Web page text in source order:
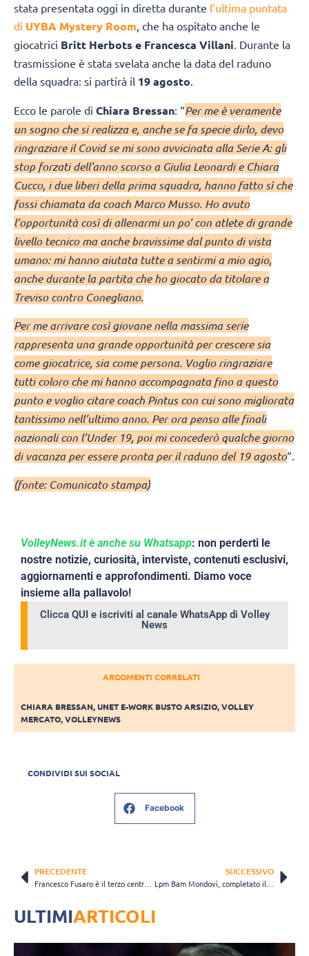
stata presentata oggi in diretta durante l’ultima puntata
di UYBA Mystery Room, che ha ospitato anche le
giocatrici Britt Herbots e Francesca Villani. Durante la
trasmissione è stata svelata anche la data del raduno
della squadra: si partirà il 19 agosto.
Ecco le parole di Chiara Bressan: “Per me è veramente
un sogno che si realizza e, anche se fa specie dirlo, devo
ringraziare il Covid se mi sono avvicinata alla Serie A: gli
stop forzati dell’anno scorso a Giulia Leonardi e Chiara
Cucco, i due liberi della prima squadra, hanno fatto sì che
fossi chiamata da coach Marco Musso. Ho avuto
l’opportunità così di allenarmi un po’ con atlete di grande
livello tecnico ma anche bravissime dal punto di vista
umano: mi hanno aiutata tutte a sentirmi a mio agio,
anche durante la partita che ho giocato da titolare a
Treviso contro Conegliano.
Per me arrivare così giovane nella massima serie
rappresenta una grande opportunità per crescere sia
come giocatrice, sia come persona. Voglio ringraziare
tutti coloro che mi hanno accompagnata fino a questo
punto e voglio citare coach Pintus con cui sono migliorata
tantissimo nell’ultimo anno. Per ora penso alle finali
nazionali con l’Under 19, poi mi concederò qualche giorno
di vacanza per essere pronta per il raduno del 19 agosto“.
(fonte: Comunicato stampa)
VolleyNews.it è anche su Whatsapp: non perderti le
nostre notizie, curiosità, interviste, contenuti esclusivi,
aggiornamenti e approfondimenti. Diamo voce
insieme alla pallavolo!
Clicca QUI e iscriviti al canale WhatsApp di Volley
News
ARGOMENTI CORRELATI
CHIARA BRESSAN,UNET E-WORK BUSTO ARSIZIO,VOLLEY
MERCATO,VOLLEYNEWS
CONDIVIDI SUI SOCIAL
Facebook
PRECEDENTE SUCCESSIVO
ULTIMIARTICOLI